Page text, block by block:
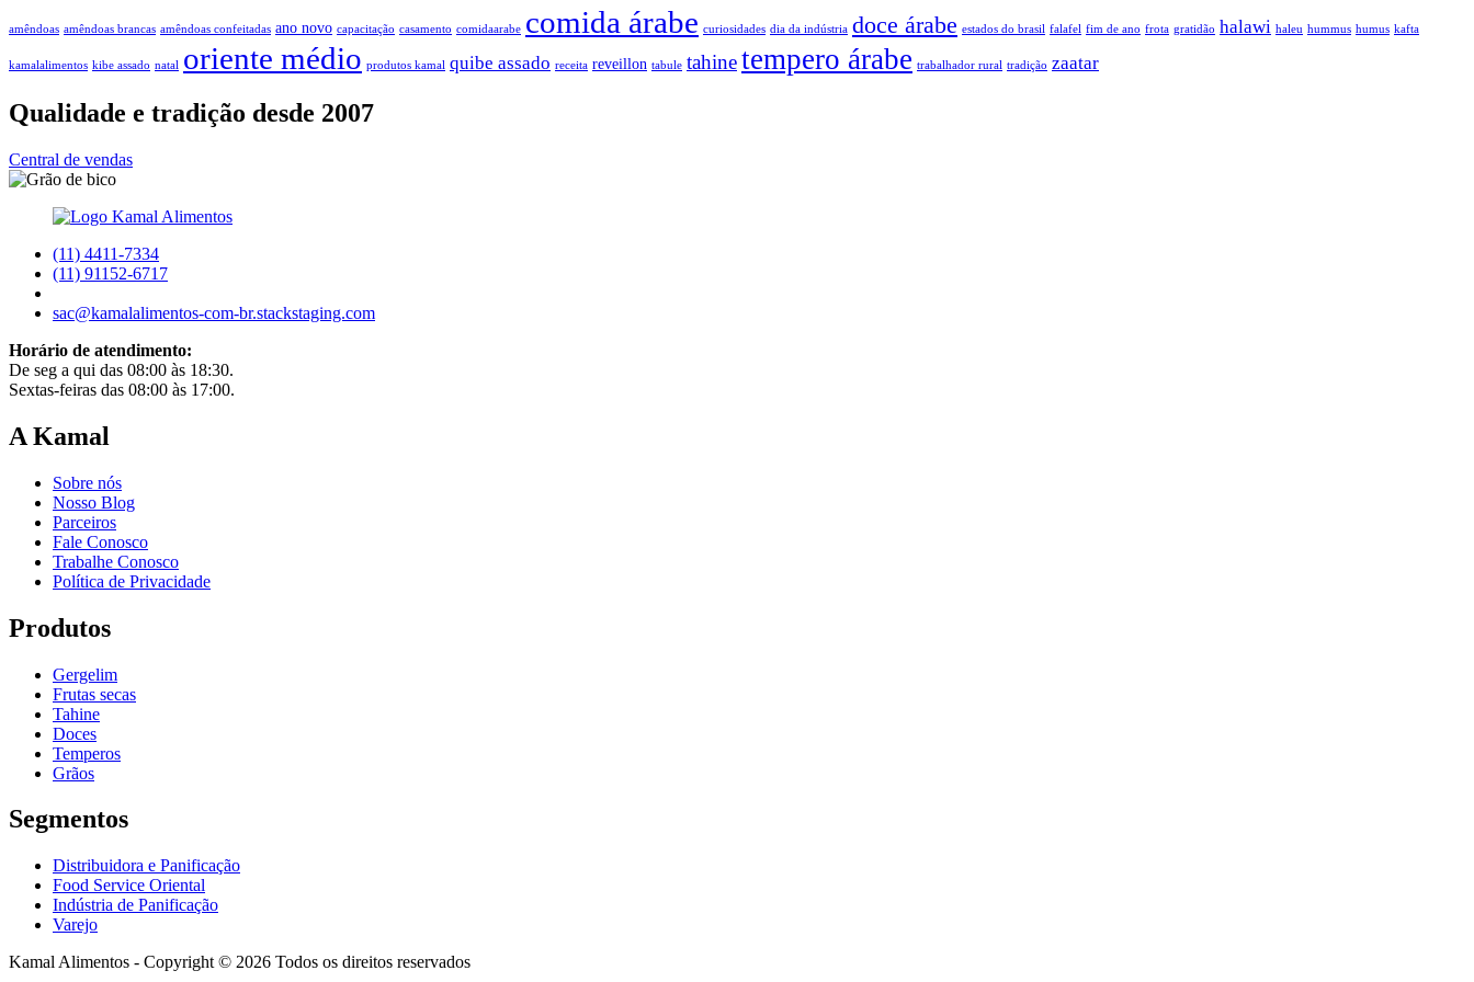
amêndoas amêndoas brancas amêndoas confeitadas ano novo capacitação casamento comidaarabe comida árabe curiosidades dia da indústria doce árabe estados do brasil falafel fim de ano frota gratidão halawi haleu hummus humus kafta
kamalalimentos kibe assado natal oriente médio produtos kamal quibe assado receita reveillon tabule tahinetempero árabe trabalhador rural tradição zaatar
Qualidade e tradição desde 2007
Central de vendas
(11) 4411-7334
(11) 91152-6717
sac@kamalalimentos-com-br.stackstaging.com
Horário de atendimento:
De seg a qui das 08:00 às 18:30.
Sextas-feiras das 08:00 às 17:00.
A Kamal
Sobre nós
Nosso Blog
Parceiros
Fale Conosco
Trabalhe Conosco
Política de Privacidade
Produtos
Gergelim
Frutas secas
Tahine
Doces
Temperos
Grãos
Segmentos
Distribuidora e Panificação
Food Service Oriental
Indústria de Panificação
Varejo
Kamal Alimentos - Copyright © 2026 Todos os direitos reservados